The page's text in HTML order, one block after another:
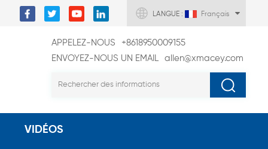
LANGUE : Français
APPELEZ-NOUS
+8618950009155
ENVOYEZ-NOUS UN EMAIL
allen@xmacey.com
VIDÉOS